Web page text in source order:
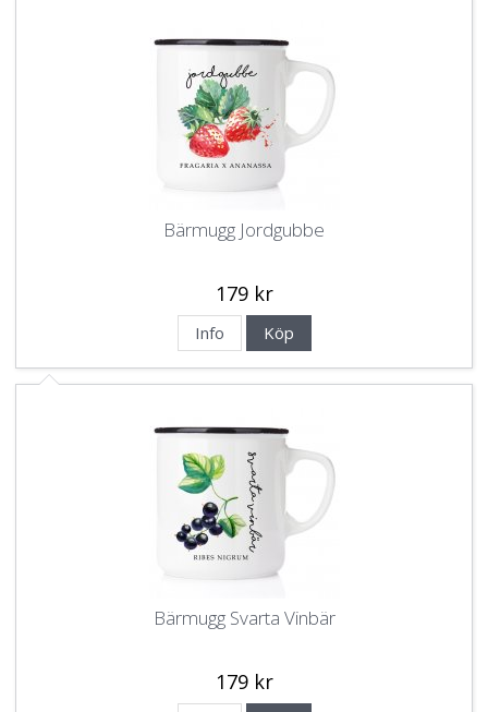
Bärmugg Jordgubbe
179 kr
Info Köp
Bärmugg Svarta Vinbär
179 kr